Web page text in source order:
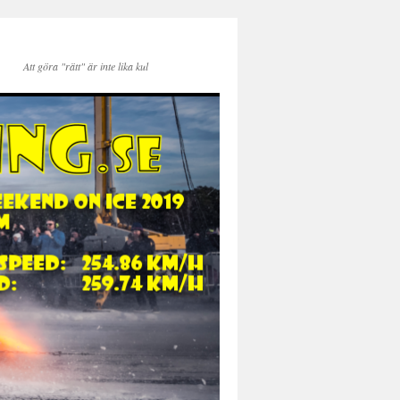
Att göra "rätt" är inte lika kul